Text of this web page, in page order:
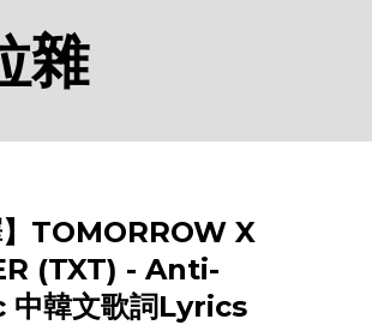
雜
】TOMORROW X
(TXT) - Anti-
韓文歌詞Lyrics